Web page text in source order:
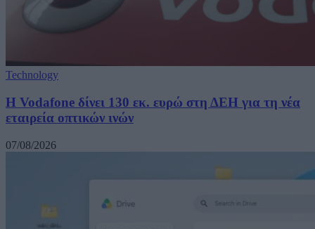
Technology
H Vodafone δίνει 130 εκ. ευρώ στη ΔΕΗ για τη νέα
εταιρεία οπτικών ινών
07/08/2026